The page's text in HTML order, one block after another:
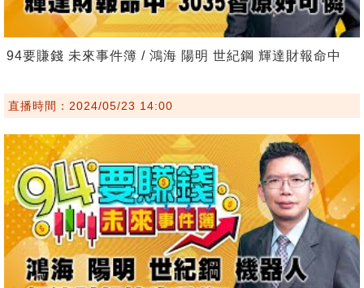
94要賺錢 未來事件簿 / 鴻海 陽明 世紀鋼 輝達財報命中
直播時間：2024/05/23 14:00